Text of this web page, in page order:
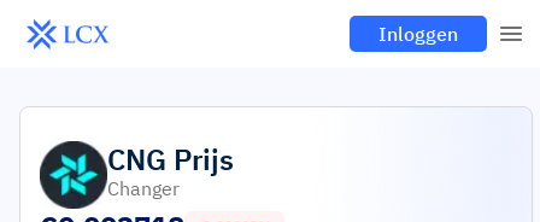
Inloggen
CNG Prijs
Changer